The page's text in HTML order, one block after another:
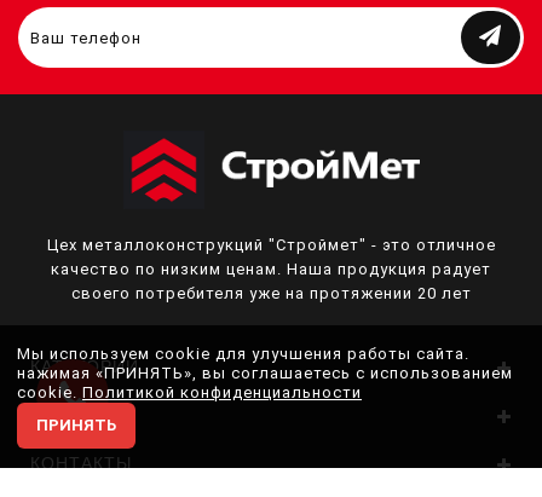
Цех металлоконструкций "Строймет" - это отличное
качество по низким ценам. Наша продукция радует
своего потребителя уже на протяжении 20 лет
КАТЕГОРИИ
КОНТАКТЫ
Мы используем cookie для улучшения работы сайта.
нажимая «ПРИНЯТЬ», вы соглашаетесь с использованием
cookie. Политикой конфиденциальности
ПРИНЯТЬ